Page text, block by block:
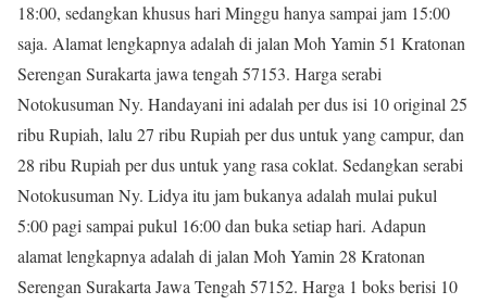
18:00, sedangkan khusus hari Minggu hanya sampai jam 15:00
saja. Alamat lengkapnya adalah di jalan Moh Yamin 51 Kratonan
Serengan Surakarta jawa tengah 57153. Harga serabi
Notokusuman Ny. Handayani ini adalah per dus isi 10 original 25
ribu Rupiah, lalu 27 ribu Rupiah per dus untuk yang campur, dan
28 ribu Rupiah per dus untuk yang rasa coklat. Sedangkan serabi
Notokusuman Ny. Lidya itu jam bukanya adalah mulai pukul
5:00 pagi sampai pukul 16:00 dan buka setiap hari. Adapun
alamat lengkapnya adalah di jalan Moh Yamin 28 Kratonan
Serengan Surakarta Jawa Tengah 57152. Harga 1 boks berisi 10